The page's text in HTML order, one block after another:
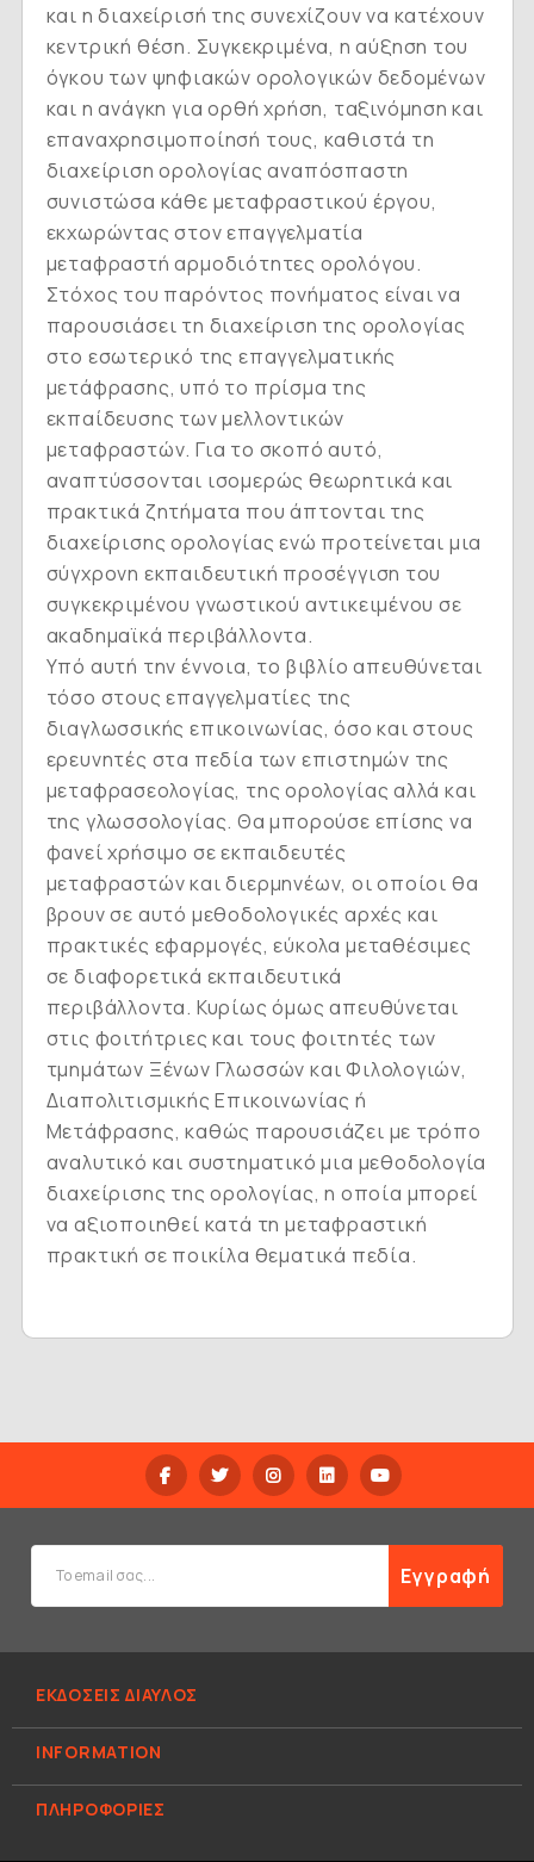
και η διαχείρισή της συνεχίζουν να κατέχουν
κεντρική θέση. Συγκεκριμένα, η αύξηση του
όγκου των ψηφιακών ορολογικών δεδομένων
και η ανάγκη για ορθή χρήση, ταξινόμηση και
επαναχρησιμοποίησή τους, καθιστά τη
διαχείριση ορολογίας αναπόσπαστη
συνιστώσα κάθε μεταφραστικού έργου,
εκχωρώντας στον επαγγελματία
μεταφραστή αρμοδιότητες ορολόγου.
Στόχος του παρόντος πονήματος είναι να
παρουσιάσει τη διαχείριση της ορολογίας
στο εσωτερικό της επαγγελματικής
μετάφρασης, υπό το πρίσμα της
εκπαίδευσης των μελλοντικών
μεταφραστών. Για το σκοπό αυτό,
αναπτύσσονται ισομερώς θεωρητικά και
πρακτικά ζητήματα που άπτονται της
διαχείρισης ορολογίας ενώ προτείνεται μια
σύγχρονη εκπαιδευτική προσέγγιση του
συγκεκριμένου γνωστικού αντικειμένου σε
ακαδημαϊκά περιβάλλοντα.
Υπό αυτή την έννοια, το βιβλίο απευθύνεται
τόσο στους επαγγελματίες της
διαγλωσσικής επικοινωνίας, όσο και στους
ερευνητές στα πεδία των επιστημών της
μεταφρασεολογίας, της ορολογίας αλλά και
της γλωσσολογίας. Θα μπορούσε επίσης να
φανεί χρήσιμο σε εκπαιδευτές
μεταφραστών και διερμηνέων, οι οποίοι θα
βρουν σε αυτό μεθοδολογικές αρχές και
πρακτικές εφαρμογές, εύκολα μεταθέσιμες
σε διαφορετικά εκπαιδευτικά
περιβάλλοντα. Κυρίως όμως απευθύνεται
στις φοιτήτριες και τους φοιτητές των
τμημάτων Ξένων Γλωσσών και Φιλολογιών,
Διαπολιτισμικής Επικοινωνίας ή
Μετάφρασης, καθώς παρουσιάζει με τρόπο
αναλυτικό και συστηματικό μια μεθοδολογία
διαχείρισης της ορολογίας, η οποία μπορεί
να αξιοποιηθεί κατά τη μεταφραστική
πρακτική σε ποικίλα θεματικά πεδία.
Εγγραφή
ΕΚΔΟΣΕΙΣ ΔΙΑΥΛΟΣ
INFORMATION
ΠΛΗΡΟΦΟΡΊΕΣ